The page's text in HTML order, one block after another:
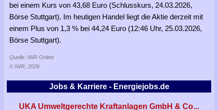
bei einem Kurs von 43,68 Euro (Schlusskurs, 24.03.2026,
Börse Stuttgart). Im heutigen Handel liegt die Aktie derzeit mit
einem Plus von 1,3 % bei 44,24 Euro (12:46 Uhr, 25.03.2026,
Börse Stuttgart).
Quelle: IWR Online
© IWR, 2026
Jobs & Karriere - Energiejobs.de
UKA Umweltgerechte Kraftanlagen GmbH & Co...